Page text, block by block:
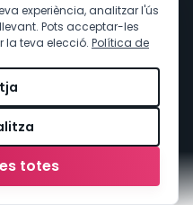
experiència, analitzar l'ús
Pots acceptar-les
la teva elecció. Política de
totes